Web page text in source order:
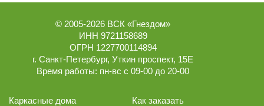
© 2005-2026 ВСК «Гнездом»
ИНН 9721158689
ОГРН 1227700114894
г. Санкт-Петербург, Уткин проспект, 15Е
Время работы: пн-вс с 09-00 до 20-00
Каркасные дома
Как заказать